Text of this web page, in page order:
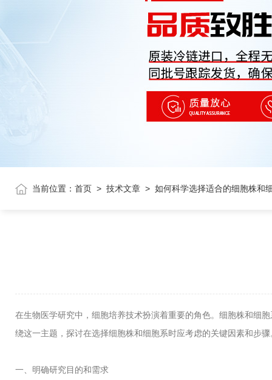
当前位置： 首页 > 技术文章 > 如何科学选择适合的细胞株和
在生物医学研究中，细胞培养技术扮演着重要的角色。细胞株和细
绕这一主题，探讨在选择细胞株和细胞系时应考虑的关键因素和步骤
一、明确研究目的和需求